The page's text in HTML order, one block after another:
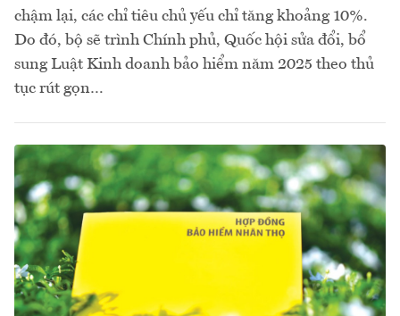
chậm lại, các chỉ tiêu chủ yếu chỉ tăng khoảng 10%.
Do đó, bộ sẽ trình Chính phủ, Quốc hội sửa đổi, bổ
sung Luật Kinh doanh bảo hiểm năm 2025 theo thủ
tục rút gọn…